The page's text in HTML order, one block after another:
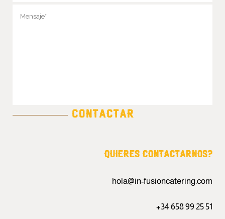
QUIERES CONTACTARNOS?
hola@in-fusioncatering.com
+34 658 99 25 51